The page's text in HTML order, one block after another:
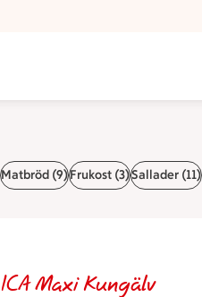
Matbröd (9)Frukost (3)Sallader (11)
ICA Maxi Kungälv